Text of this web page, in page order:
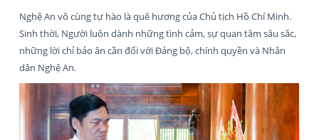
Nghệ An vô cùng tự hào là quê hương của Chủ tịch Hồ Chí Minh.
Sinh thời, Người luôn dành những tình cảm, sự quan tâm sâu sắc,
những lời chỉ bảo ân cần đối với Đảng bộ, chính quyền và Nhân
dân Nghệ An.